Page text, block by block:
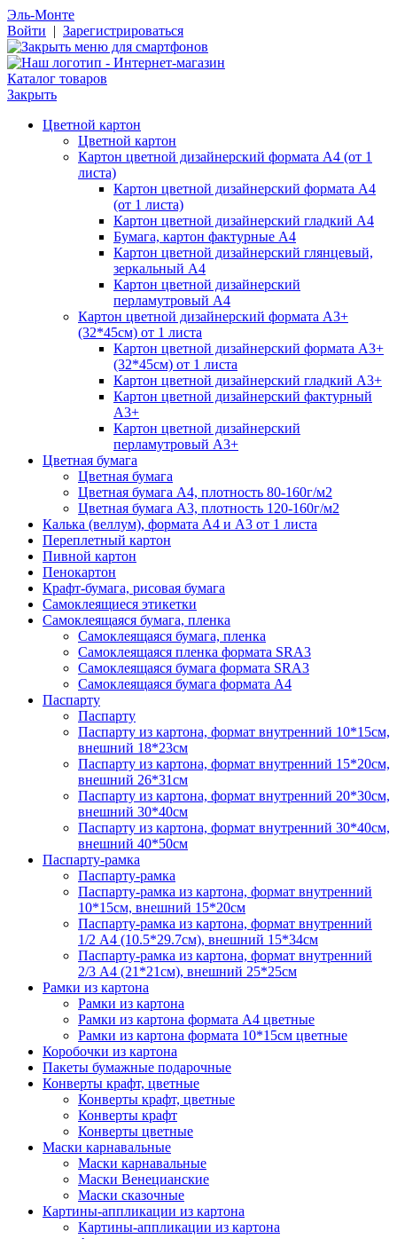
Эль-Монте
Войти | Зарегистрироваться
Каталог товаров
Закрыть
Цветной картон
Цветной картон
Картон цветной дизайнерский формата А4 (от 1
листа)
Картон цветной дизайнерский формата А4
(от 1 листа)
Картон цветной дизайнерский гладкий А4
Бумага, картон фактурные А4
Картон цветной дизайнерский глянцевый,
зеркальный А4
Картон цветной дизайнерский
перламутровый А4
Картон цветной дизайнерский формата А3+
(32*45см) от 1 листа
Картон цветной дизайнерский формата А3+
(32*45см) от 1 листа
Картон цветной дизайнерский гладкий А3+
Картон цветной дизайнерский фактурный
А3+
Картон цветной дизайнерский
перламутровый А3+
Цветная бумага
Цветная бумага
Цветная бумага А4, плотность 80-160г/м2
Цветная бумага А3, плотность 120-160г/м2
Калька (веллум), формата А4 и А3 от 1 листа
Переплетный картон
Пивной картон
Пенокартон
Крафт-бумага, рисовая бумага
Самоклеящиеся этикетки
Самоклеящаяся бумага, пленка
Самоклеящаяся бумага, пленка
Самоклеящаяся пленка формата SRА3
Самоклеящаяся бумага формата SRА3
Самоклеящаяся бумага формата А4
Паспарту
Паспарту
Паспарту из картона, формат внутренний 10*15см,
внешний 18*23см
Паспарту из картона, формат внутренний 15*20см,
внешний 26*31см
Паспарту из картона, формат внутренний 20*30см,
внешний 30*40см
Паспарту из картона, формат внутренний 30*40см,
внешний 40*50см
Паспарту-рамка
Паспарту-рамка
Паспарту-рамка из картона, формат внутренний
10*15см, внешний 15*20см
Паспарту-рамка из картона, формат внутренний
1/2 А4 (10.5*29.7см), внешний 15*34см
Паспарту-рамка из картона, формат внутренний
2/3 А4 (21*21см), внешний 25*25см
Рамки из картона
Рамки из картона
Рамки из картона формата А4 цветные
Рамки из картона формата 10*15см цветные
Коробочки из картона
Пакеты бумажные подарочные
Конверты крафт, цветные
Конверты крафт, цветные
Конверты крафт
Конверты цветные
Маски карнавальные
Маски карнавальные
Маски Венецианские
Маски сказочные
Картины-аппликации из картона
Картины-аппликации из картона